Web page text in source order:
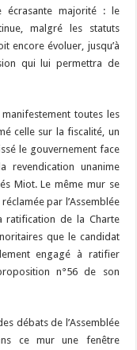
écrasante majorité : le
malgré les statuts
encore évoluer, jusqu’à
qui lui permettra de
toutes les
celle sur la fiscalité, un
le gouvernement face
revendication unanime
Miot. Le même mur se
par l’Assemblée
de la Charte
que le candidat
engagé à ratifier
n°56 de son
débats de l’Assemblée
ce mur une fenêtre